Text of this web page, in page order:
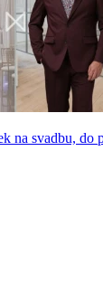
na svadbu, do